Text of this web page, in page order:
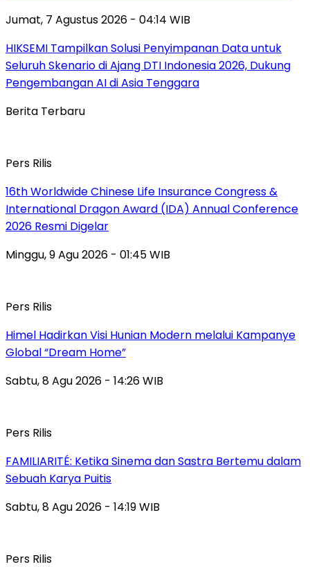
Jumat, 7 Agustus 2026 - 04:14 WIB
HIKSEMI Tampilkan Solusi Penyimpanan Data untuk
Seluruh Skenario di Ajang DTI Indonesia 2026, Dukung
Pengembangan AI di Asia Tenggara
Berita Terbaru
Pers Rilis
16th Worldwide Chinese Life Insurance Congress &
International Dragon Award (IDA) Annual Conference
2026 Resmi Digelar
Minggu, 9 Agu 2026 - 01:45 WIB
Pers Rilis
Himel Hadirkan Visi Hunian Modern melalui Kampanye
Global “Dream Home”
Sabtu, 8 Agu 2026 - 14:26 WIB
Pers Rilis
FAMILIARITÉ: Ketika Sinema dan Sastra Bertemu dalam
Sebuah Karya Puitis
Sabtu, 8 Agu 2026 - 14:19 WIB
Pers Rilis